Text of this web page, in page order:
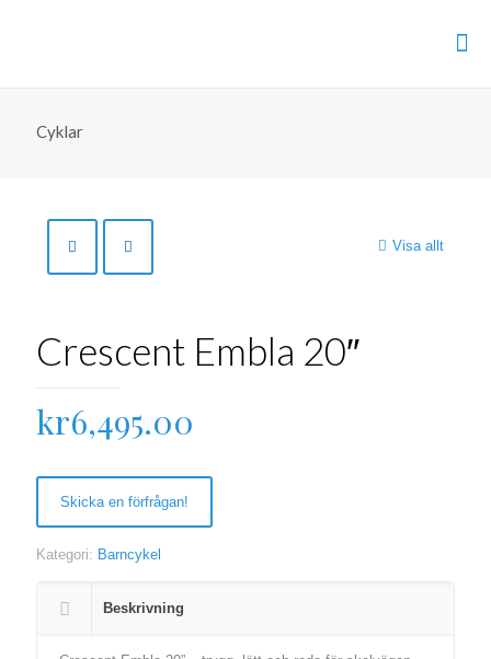
Cyklar
Visa allt
Crescent Embla 20″
kr6,495.00
Skicka en förfrågan!
Kategori: Barncykel
Beskrivning